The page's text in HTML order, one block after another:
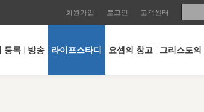
회원가입 로그인 고객센터
등록 방송 라이프스타디 요셉의 창고 그리스도의